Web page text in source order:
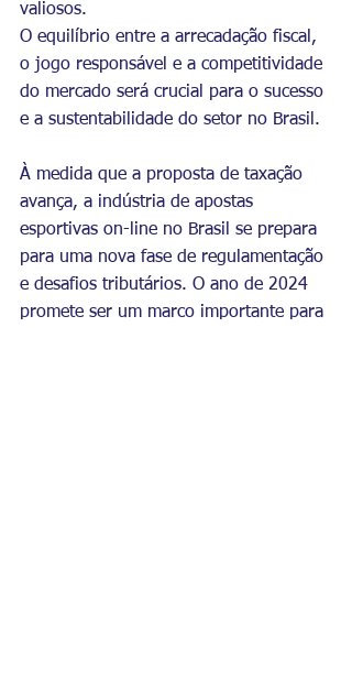
valiosos.
O equilíbrio entre a arrecadação fiscal,
o jogo responsável e a competitividade
do mercado será crucial para o sucesso
e a sustentabilidade do setor no Brasil.
À medida que a proposta de taxação
avança, a indústria de apostas
esportivas on-line no Brasil se prepara
para uma nova fase de regulamentação
e desafios tributários. O ano de 2024
promete ser um marco importante para